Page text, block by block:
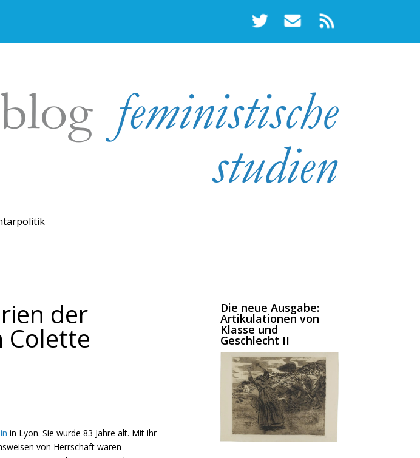
der
Colette
in Lyon. Sie wurde 83 Jahre alt. Mit ihr
von Herrschaft waren
Die neue Ausgabe:
Artikulationen von
Klasse und
Geschlecht II